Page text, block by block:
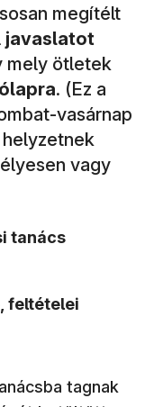
megítélt
javaslatot
mely ötletek
. (Ez a
vasárnap
helyzetnek
vagy
tanács
feltételei
tagnak